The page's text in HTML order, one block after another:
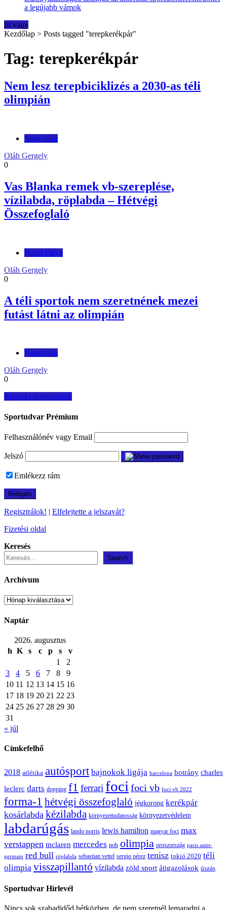
a legújabb vámok
Itt vagy
Kezdőlap > Posts tagged "terepkerékpár"
Tag: terepkerékpár
Nem lesz terepbiciklizés a 2030-as téli
olimpián
Nagyvilág
Oláh Gergely
0
Vas Blanka remek vb-szereplése,
vízilabda, röplabda – Hétvégi
Összefoglaló
Hazai Pálya
Oláh Gergely
0
A téli sportok nem szeretnének mezei
futást látni az olimpián
Nagyvilág
Oláh Gergely
0
Bejegyzés
navigáció
Régebbi bejegyzések
Sportudvar Prémium
Felhasználónév vagy Email
Jelszó
Emlékezz rám
Regisztrálok! | Elfelejtette a jelszavát?
Fizetési oldal
Keresés
Search
Archívum
Archívum
Naptár
2026. augusztus
h K s c p s
v
1
2
3
4 5 6 7 8
9
10 11 12 13 14 15 16
17 18 19 20 21 22 23
24 25 26 27 28 29 30
31
« júl
Címkefelhő
2018 atlétika autósport bajnokok ligája barcelona botrány charles
leclerc darts dopping f1 ferrari foci foci vb foci vb 2022
forma-1 hétvégi összefoglaló jégkorong kerékpár
kosárlabda kézilabda környezettudatosság környezetvédelem
labdarúgás lando norris lewis hamilton magyar foci max
verstappen mclaren mercedes nob olimpia oroszország paris saint-
germain red bull röplabda sebastian vettel sergio pérez tenisz tokió 2020 téli
olimpia visszapillantó vízilabda zöld sport átigazolások úszás
Sportudvar Hírlevél
Nincs sok szabadidőd hétközben, de nem szeretnél lemaradni a